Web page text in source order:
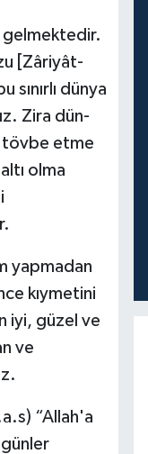
gelmektedir.
[Zâriyât-
dünya
Zira dün-
tövbe etme
olma
yapmadan
kıymetini
iyi, güzel ve
ve
“Allah'a